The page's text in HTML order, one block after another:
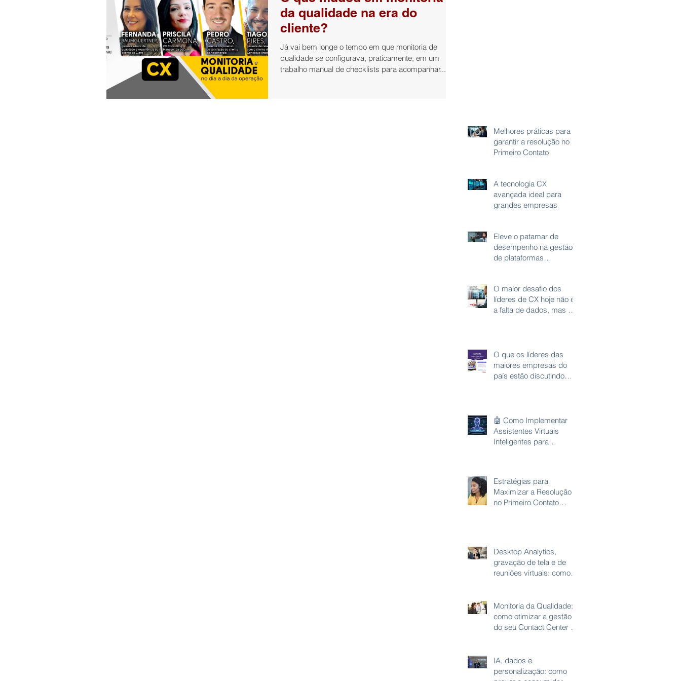
da qualidade na era do
cliente?
Já vai bem longe o tempo em que monitoria de
qualidade se configurava, praticamente, em um
trabalho manual de checklists para acompanhar...
Melhores práticas para
garantir a resolução no
Primeiro Contato
A tecnologia CX
avançada ideal para
grandes empresas
Eleve o patamar de
desempenho na gestão
de plataformas
O maior desafio dos
líderes de CX hoje não é
a falta de dados, mas a
O que os líderes das
maiores empresas do
país estão discutindo
🤖 Como Implementar
Assistentes Virtuais
Inteligentes para
Estratégias para
Maximizar a Resolução
no Primeiro Contato
Desktop Analytics,
gravação de tela e de
reuniões virtuais: como
office
Monitoria da Qualidade:
como otimizar a gestão
do seu Contact Center e
IA, dados e
personalização: como